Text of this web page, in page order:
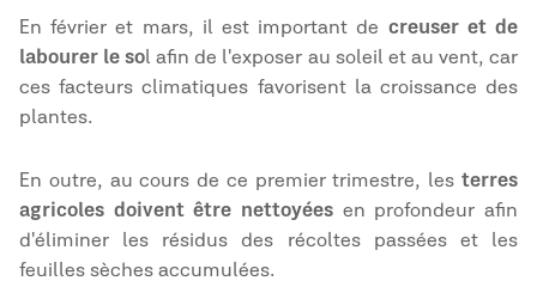
En février et mars, il est important de creuser et de
labourer le sol afin de l'exposer au soleil et au vent, car
ces facteurs climatiques favorisent la croissance des
plantes.
En outre, au cours de ce premier trimestre, les terres
agricoles doivent être nettoyées en profondeur afin
d'éliminer les résidus des récoltes passées et les
feuilles sèches accumulées.